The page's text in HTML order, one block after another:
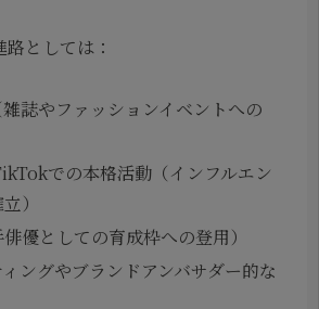
としては：
誌やファッションイベントへの
での本格活動（インフルエン
）
優としての育成枠への登用）
ングやブランドアンバサダー的な